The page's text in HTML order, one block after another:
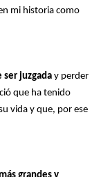
mi historia como
ser juzgada y perder
que ha tenido
vida y que, por ese